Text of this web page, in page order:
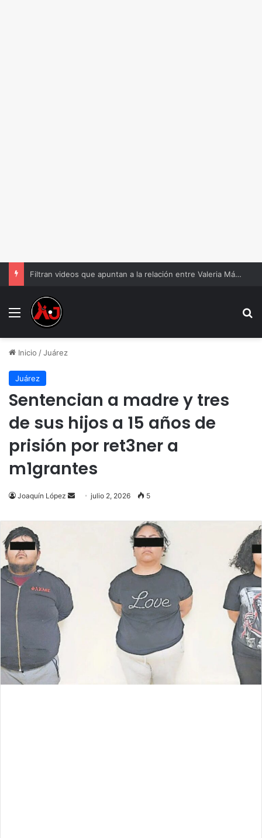
Filtran videos que apuntan a la relación entre Valeria Márquez y el hijo de “El R1”
Menu
Inicio /Juárez
Juárez
Sentencian a madre y tres
de sus hijos a 15 años de
prisión por ret3ner a
m1grantes
Joaquín López
Send
email
julio 2, 2026 5